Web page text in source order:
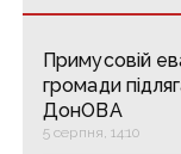
Примусовій
громади
ДонОВА
5 серпня, 14:10